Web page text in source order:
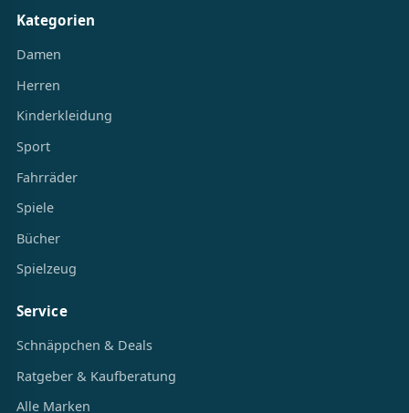
Kategorien
Damen
Herren
Kinderkleidung
Sport
Fahrräder
Spiele
Bücher
Spielzeug
Service
Schnäppchen & Deals
Ratgeber & Kaufberatung
Alle Marken